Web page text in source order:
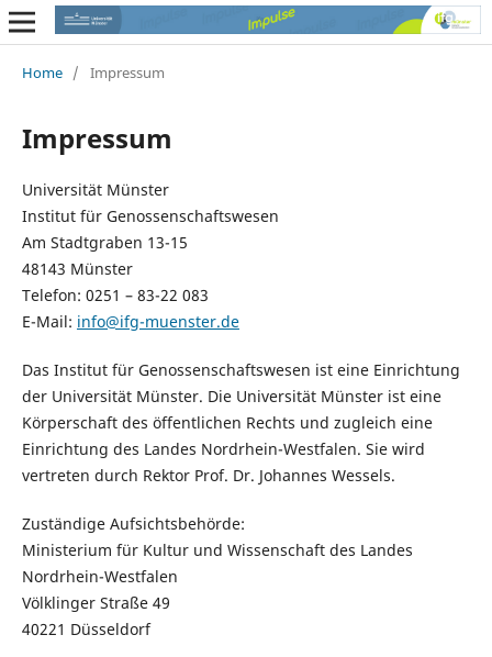
Home / Impressum
Impressum
Universität Münster
Institut für Genossenschaftswesen
Am Stadtgraben 13-15
48143 Münster
Telefon: 0251 – 83-22 083
E-Mail: info@ifg-muenster.de
Das Institut für Genossenschaftswesen ist eine Einrichtung
der Universität Münster. Die Universität Münster ist eine
Körperschaft des öffentlichen Rechts und zugleich eine
Einrichtung des Landes Nordrhein-Westfalen. Sie wird
vertreten durch Rektor Prof. Dr. Johannes Wessels.
Zuständige Aufsichtsbehörde:
Ministerium für Kultur und Wissenschaft des Landes
Nordrhein-Westfalen
Völklinger Straße 49
40221 Düsseldorf